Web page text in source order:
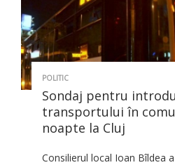
POLITIC
Sondaj pentru
transportului în
noapte la Cluj
Consilierul local Ioan Bîldea